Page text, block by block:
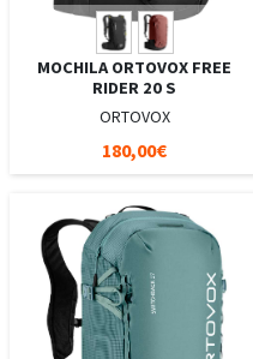
MOCHILA ORTOVOX FREE
RIDER 20 S
ORTOVOX
180,00€